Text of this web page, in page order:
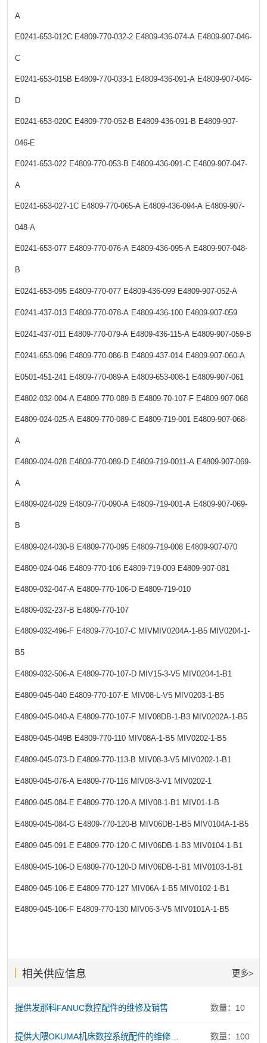
A
E0241-653-012C E4809-770-032-2 E4809-436-074-A E4809-907-046-
C
E0241-653-015B E4809-770-033-1 E4809-436-091-A E4809-907-046-
D
E0241-653-020C E4809-770-052-B E4809-436-091-B E4809-907-
046-E
E0241-653-022 E4809-770-053-B E4809-436-091-C E4809-907-047-
A
E0241-653-027-1C E4809-770-065-A E4809-436-094-A E4809-907-
048-A
E0241-653-077 E4809-770-076-A E4809-436-095-A E4809-907-048-
B
E0241-653-095 E4809-770-077 E4809-436-099 E4809-907-052-A
E0241-437-013 E4809-770-078-A E4809-436-100 E4809-907-059
E0241-437-011 E4809-770-079-A E4809-436-115-A E4809-907-059-B
E0241-653-096 E4809-770-086-B E4809-437-014 E4809-907-060-A
E0501-451-241 E4809-770-089-A E4809-653-008-1 E4809-907-061
E4802-032-004-A E4809-770-089-B E4809-70-107-F E4809-907-068
E4809-024-025-A E4809-770-089-C E4809-719-001 E4809-907-068-
A
E4809-024-028 E4809-770-089-D E4809-719-0011-A E4809-907-069-
A
E4809-024-029 E4809-770-090-A E4809-719-001-A E4809-907-069-
B
E4809-024-030-B E4809-770-095 E4809-719-008 E4809-907-070
E4809-024-046 E4809-770-106 E4809-719-009 E4809-907-081
E4809-032-047-A E4809-770-106-D E4809-719-010
E4809-032-237-B E4809-770-107
E4809-032-496-F E4809-770-107-C MIVMIV0204A-1-B5 MIV0204-1-
B5
E4809-032-506-A E4809-770-107-D MIV15-3-V5 MIV0204-1-B1
E4809-045-040 E4809-770-107-E MIV08-L-V5 MIV0203-1-B5
E4809-045-040-A E4809-770-107-F MIV08DB-1-B3 MIV0202A-1-B5
E4809-045-049B E4809-770-110 MIV08A-1-B5 MIV0202-1-B5
E4809-045-073-D E4809-770-113-B MIV08-3-V5 MIV0202-1-B1
E4809-045-076-A E4809-770-116 MIV08-3-V1 MIV0202-1
E4809-045-084-E E4809-770-120-A MIV08-1-B1 MIV01-1-B
E4809-045-084-G E4809-770-120-B MIV06DB-1-B5 MIV0104A-1-B5
E4809-045-091-E E4809-770-120-C MIV06DB-1-B3 MIV0104-1-B1
E4809-045-106-D E4809-770-120-D MIV06DB-1-B1 MIV0103-1-B1
E4809-045-106-E E4809-770-127 MIV06A-1-B5 MIV0102-1-B1
E4809-045-106-F E4809-770-130 MIV06-3-V5 MIV0101A-1-B5
相关供应信息 更多>
提供发那科FANUC数控配件的维修及销售 数量：10
提供大隈OKUMA机床数控系统配件的维修及销售服务 数量：100